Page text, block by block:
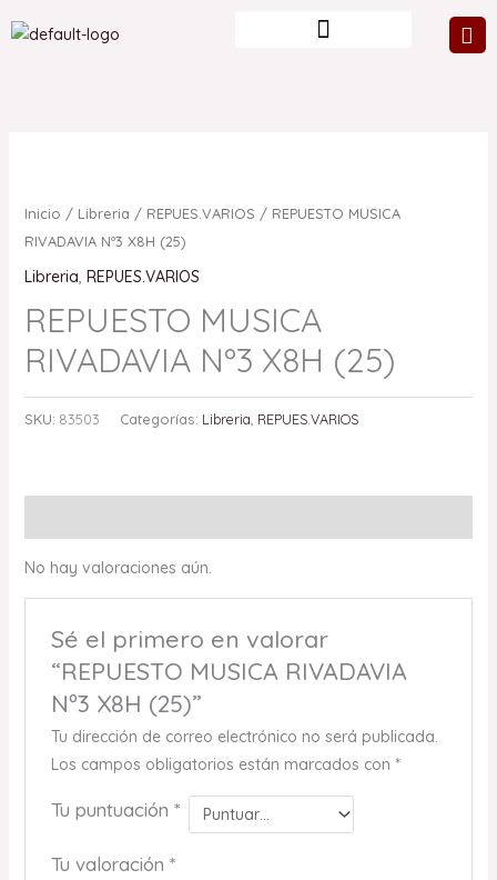
al
Inicio / Libreria / REPUES.VARIOS / REPUESTO MUSICA
RIVADAVIA Nº3 X8H (25)
Libreria, REPUES.VARIOS
REPUESTO MUSICA
RIVADAVIA Nº3 X8H (25)
SKU: 83503 Categorías: Libreria REPUES.VARIOS
No hay valoraciones aún.
Sé el primero en valorar
“REPUESTO MUSICA RIVADAVIA
Nº3 X8H (25)”
Tu dirección de correo electrónico no será publicada.
Los campos obligatorios están marcados con *
Tu puntuación *
Tu valoración *